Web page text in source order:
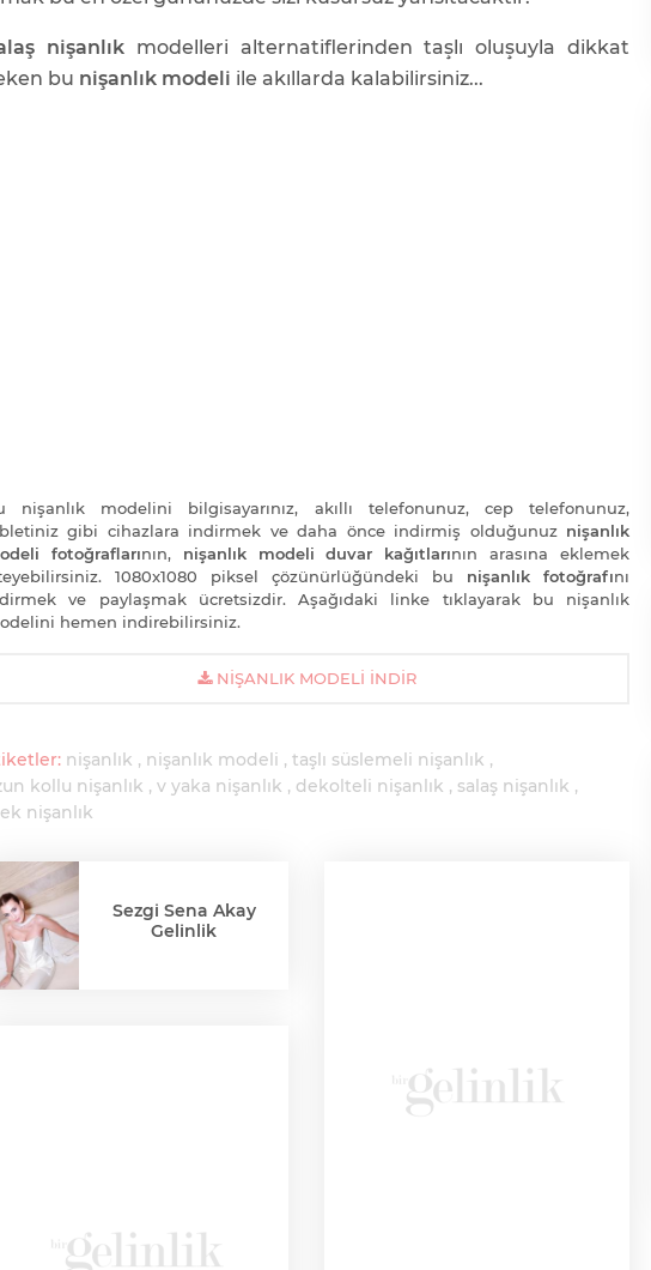
nişanlıkmodelleri alternatiflerinden taşlı oluşuyla dikkat
bu nişanlık modeli ile akıllarda kalabilirsiniz...
nişanlık modelini bilgisayarınız, akıllı telefonunuz, cep telefonunuz,
gibi cihazlara indirmek ve daha önce indirmiş olduğunuz nişanlık
fotoğraflarının, nişanlık modeli duvar kağıtlarının arasına eklemek
1080x1080 piksel çözünürlüğündeki bu nişanlık fotoğrafını
ve paylaşmak ücretsizdir. Aşağıdaki linke tıklayarak bu nişanlık
hemen indirebilirsiniz.
NIŞANLIK MODELI İNDIR
nişanlık nişanlık modeli
taşlı süslemeli nişanlık
kollu nişanlık
v yaka nişanlık dekolteli nişanlık
salaş nişanlık
nişanlık
Sezgi Sena Akay
Gelinlik